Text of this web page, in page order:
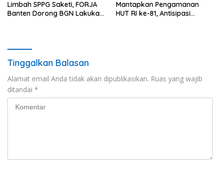
Limbah SPPG Saketi, FORJA
Banten Dorong BGN Lakukan
Mantapkan Pengamanan
HUT RI ke-81, Antisipasi
Tinggalkan Balasan
Alamat email Anda tidak akan dipublikasikan. Ruas yang wajib
ditandai *